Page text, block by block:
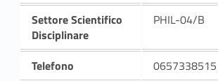
Settore Scientifico
Disciplinare
PHIL-04/B
Telefono
0657338515